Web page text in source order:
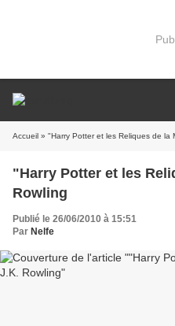
Accueil » "Harry Potter et les Reliques de la
"Harry Potter et les
Rowling
Publié le 26/06/2010 à 15:51
Par Nelfe